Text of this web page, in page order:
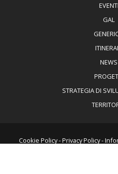
EVENTI
GAL
NEWS
STRATEGIA DI
Cookie Policy-Privacy Policy-